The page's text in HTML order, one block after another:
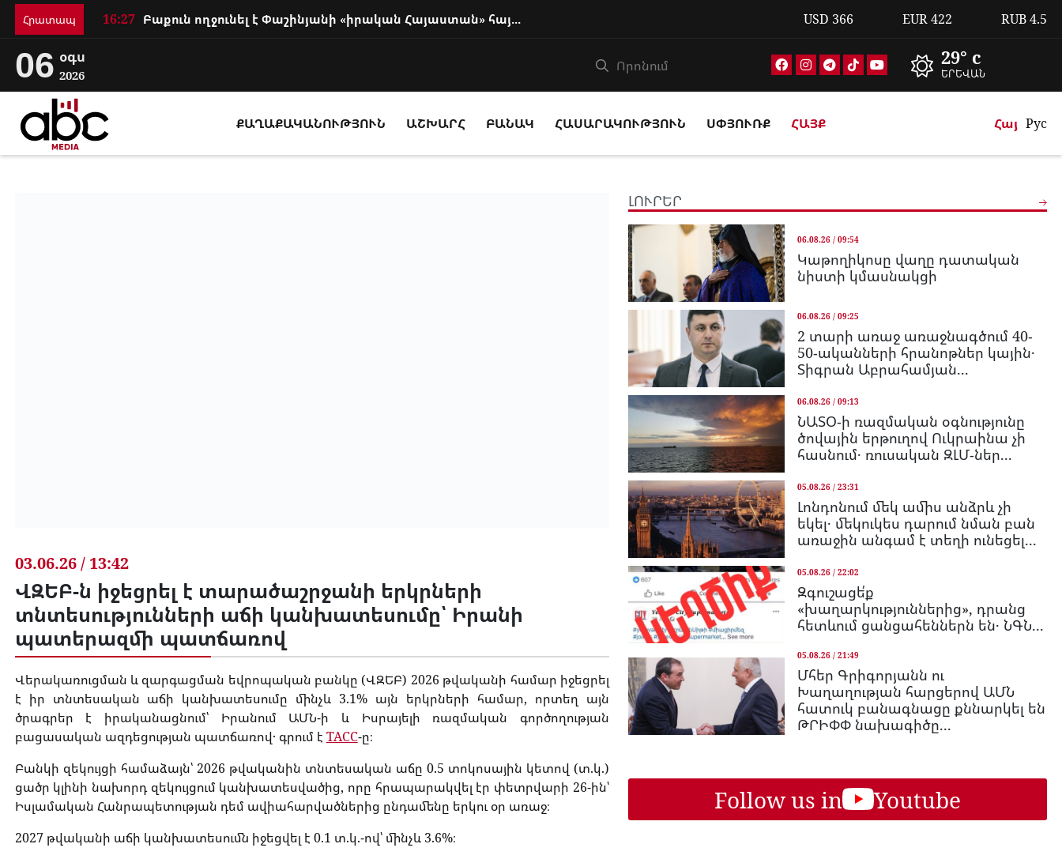
Հրատապ 16:27 Բաքուն ողջունել է Փաշինյանի «իրական Հայաստան» հայեցակարգը USD 366 EUR422 RUB4.5
06 օգս
2026
29° c
ԵՐԵՎԱՆ
ՔԱՂԱՔԱԿԱՆՈՒԹՅՈՒՆ ԱՇԽԱՐՀ ԲԱՆԱԿ ՀԱՍԱՐԱԿՈՒԹՅՈՒՆ ՍՓՅՈՒՌՔ ՀԱՅՔ Հայ Рус
03.06.26 / 13:42
ՎԶԵԲ-ն իջեցրել է տարածաշրջանի երկրների
տնտեսությունների աճի կանխատեսումը՝ Իրանի
պատերազմի պատճառով
Վերակառուցման և զարգացման եվրոպական բանկը (ՎԶԵԲ) 2026 թվականի համար իջեցրել
է իր տնտեսական աճի կանխատեսումը մինչև 3.1% այն երկրների համար, որտեղ այն
ծրագրեր է իրականացնում՝ Իրանում ԱՄՆ-ի և Իսրայելի ռազմական գործողության
բացասական ազդեցության պատճառով․ գրում է ТАСС-ը։
Բանկի զեկույցի համաձայն՝ 2026 թվականին տնտեսական աճը 0.5 տոկոսային կետով (տ.կ.)
ցածր կլինի նախորդ զեկույցում կանխատեսվածից, որը հրապարակվել էր փետրվարի 26-ին՝
Իսլամական Հանրապետության դեմ ավիահարվածներից ընդամենը երկու օր առաջ։
2027 թվականի աճի կանխատեսումն իջեցվել է 0.1 տ.կ.-ով՝ մինչև 3.6%։
ԼՈՒՐԵՐ
06.08.26 / 09:54
Կաթողիկոսը վաղը դատական
նիստի կմասնակցի
06.08.26 / 09:25
2 տարի առաջ առաջնագծում 40-
50-ականների հրանոթներ կային․
Տիգրան Աբրահամյան...
06.08.26 / 09:13
ՆԱՏՕ-ի ռազմական օգնությունը
ծովային երթուղով Ուկրաինա չի
հասնում․ ռուսական ԶԼՄ-ներ...
05.08.26 / 23:31
Լոնդոնում մեկ ամիս անձրև չի
եկել․ մեկուկես դարում նման բան
առաջին անգամ է տեղի ունեցել...
05.08.26 / 22:02
Զգուշացե՛ք
«խաղարկություններից», դրանց
հետևում ցանցահեններն են․ ՆԳՆ...
05.08.26 / 21:49
Մհեր Գրիգորյանն ու
Խաղաղության հարցերով ԱՄՆ
հատուկ բանագնացը քննարկել են
ԹՐԻՓՓ նախագիծը...
Follow us in Youtube